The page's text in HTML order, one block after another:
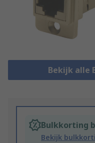
Bekijk alle
Bulkkorting
Bekijk